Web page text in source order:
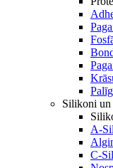
Silikoni
A-
C-